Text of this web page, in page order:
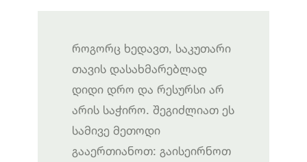
როგორც ხედავთ, საკუთარი
თავის დასახმარებლად
დიდი დრო და რესურსი არ
არის საჭირო. შეგიძლიათ ეს
სამივე მეთოდი
გააერთიანოთ: გაისეირნოთ